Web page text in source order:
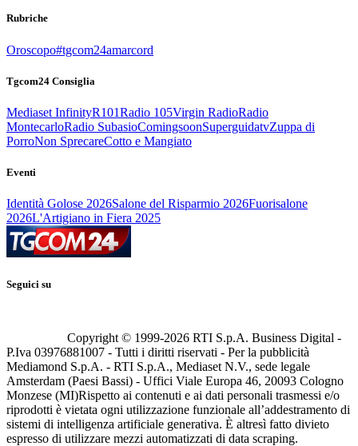
Rubriche
Oroscopo#tgcom24amarcord
Tgcom24 Consiglia
Mediaset InfinityR101Radio 105Virgin RadioRadio
MontecarloRadio SubasioComingsoonSuperguidatvZuppa di
PorroNon SprecareCotto e Mangiato
Eventi
Identità Golose 2026Salone del Risparmio 2026Fuorisalone
2026L'Artigiano in Fiera 2025
Seguici su
Copyright © 1999-2026 RTI S.p.A. Business Digital -
P.Iva 03976881007 - Tutti i diritti riservati - Per la pubblicità
Mediamond S.p.A. - RTI S.p.A., Mediaset N.V., sede legale
Amsterdam (Paesi Bassi) - Uffici Viale Europa 46, 20093 Cologno
Monzese (MI)Rispetto ai contenuti e ai dati personali trasmessi e/o
riprodotti è vietata ogni utilizzazione funzionale all’addestramento di
sistemi di intelligenza artificiale generativa. È altresì fatto divieto
espresso di utilizzare mezzi automatizzati di data scraping.